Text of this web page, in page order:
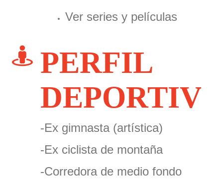
Ver series y películas
PERFIL
-Ex gimnasta (artística)
-Ex ciclista de montaña
-Corredora de medio fondo